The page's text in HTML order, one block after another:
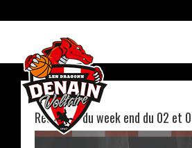
to
Résultats du week end du 02 et